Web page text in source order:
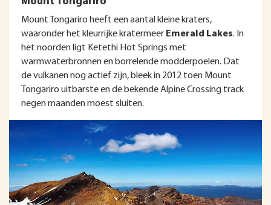
Mount Tongariro heeft een aantal kleine kraters,
waaronder het kleurrijke kratermeer Emerald Lakes. In
het noorden ligt Ketethi Hot Springs met
warmwaterbronnen en borrelende modderpoelen. Dat
de vulkanen nog actief zijn, bleek in 2012 toen Mount
Tongariro uitbarste en de bekende Alpine Crossing track
negen maanden moest sluiten.